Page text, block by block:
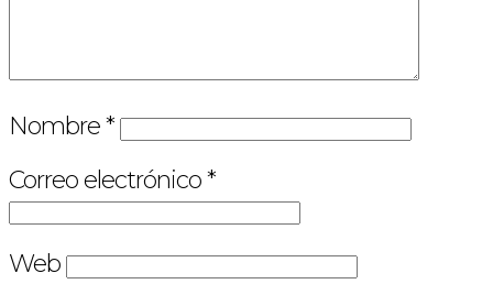
Nombre*
Correo electrónico*
Web